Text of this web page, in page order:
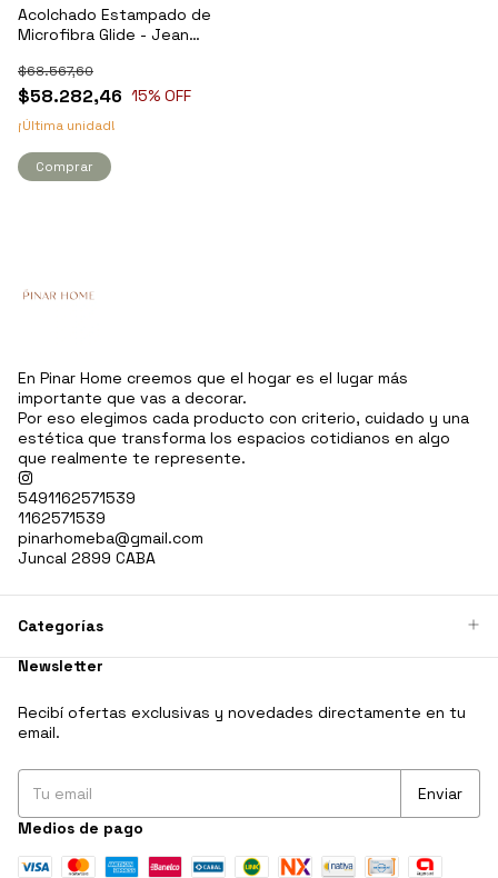
Acolchado Estampado de
Microfibra Glide - Jean
$58.282,46
$68.567,60
15% OFF
¡Última unidad!
Comprar
En Pinar Home creemos que el hogar es el lugar más
importante que vas a decorar.
Por eso elegimos cada producto con criterio, cuidado y una
estética que transforma los espacios cotidianos en algo
que realmente te represente.
5491162571539
1162571539
pinarhomeba@gmail.com
Juncal 2899 CABA
Categorías
Newsletter
Recibí ofertas exclusivas y novedades directamente en tu
email.
Medios de pago